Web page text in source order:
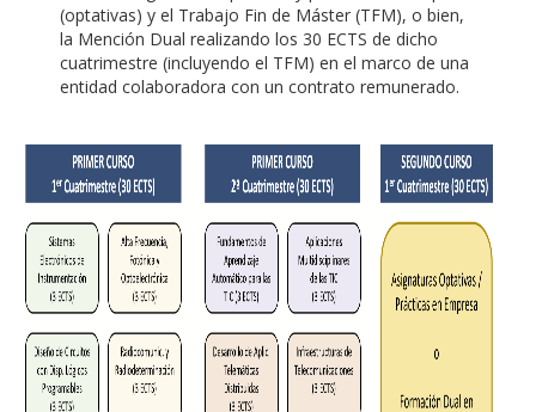
(optativas) y el Trabajo Fin de Máster (TFM), o bien,
la Mención Dual realizando los 30 ECTS de dicho
cuatrimestre (incluyendo el TFM) en el marco de una
entidad colaboradora con un contrato remunerado.